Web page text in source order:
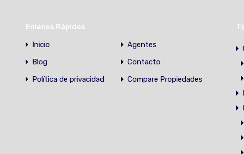
Enlaces Rápidos
Inicio
Agentes
Blog
Contacto
Política de privacidad
Compare Propiedades